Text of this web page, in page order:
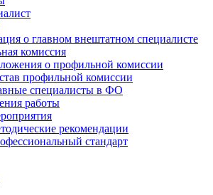
о главном внештатном специалисте
комиссия
о профильной комиссии
профильной комиссии
специалисты в ФО
работы
рекомендации
стандарт